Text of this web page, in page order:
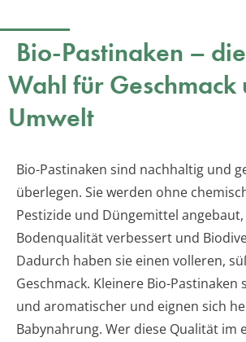
Bio-Pastinaken –
Wahl für Geschmack
Umwelt
Bio-Pastinaken sind nachhaltig und
überlegen. Sie werden ohne
Pestizide und Düngemittel angebaut,
Bodenqualität verbessert und
Dadurch haben sie einen volleren,
Geschmack. Kleinere Bio-
und aromatischer und eignen sich
Babynahrung. Wer diese Qualität im